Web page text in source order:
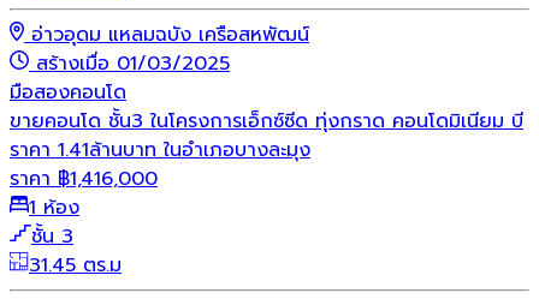
อ่าวอุดม แหลมฉบัง เครือสหพัฒน์
สร้างเมื่อ 01/03/2025
มือสองคอนโด
ขายคอนโด ชั้น3 ในโครงการเอ็กซ์ซีด ทุ่งกราด คอนโดมิเนียม บี
ราคา 1.41ล้านบาท ในอำเภอบางละมุง
ราคา ฿1,416,000
1 ห้อง
ชั้น 3
31.45 ตร.ม